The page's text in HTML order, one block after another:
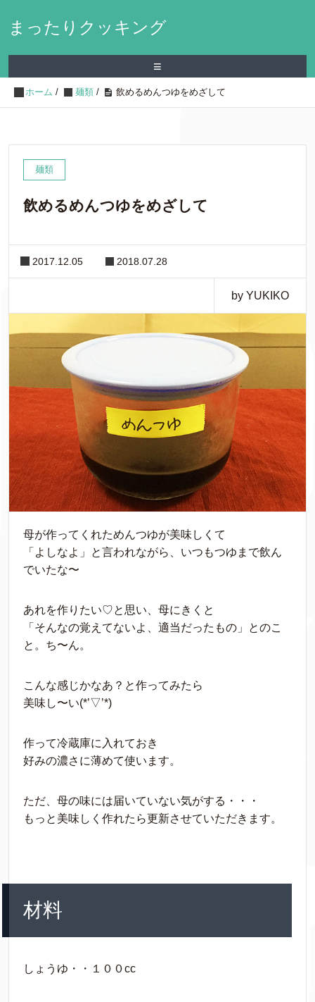
まったりクッキング
≡
ホーム / 麺類 / 飲めるめんつゆをめざして
麺類
飲めるめんつゆをめざして
2017.12.05 2018.07.28
by YUKIKO
母が作ってくれためんつゆが美味しくて
「よしなよ」と言われながら、いつもつゆまで飲ん
でいたな〜
あれを作りたい♡と思い、母にきくと
「そんなの覚えてないよ、適当だったもの」とのこ
と。ち〜ん。
こんな感じかなあ？と作ってみたら
美味し〜い(*’▽’*)
作って冷蔵庫に入れておき
好みの濃さに薄めて使います。
ただ、母の味には届いていない気がする・・・
もっと美味しく作れたら更新させていただきます。
材料
しょうゆ・・１００cc